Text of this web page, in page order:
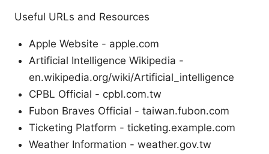
Useful URLs and Resources
Apple Website - apple.com
Artificial Intelligence Wikipedia -
en.wikipedia.org/wiki/Artificial_intelligence
CPBL Official - cpbl.com.tw
Fubon Braves Official - taiwan.fubon.com
Ticketing Platform - ticketing.example.com
Weather Information - weather.gov.tw